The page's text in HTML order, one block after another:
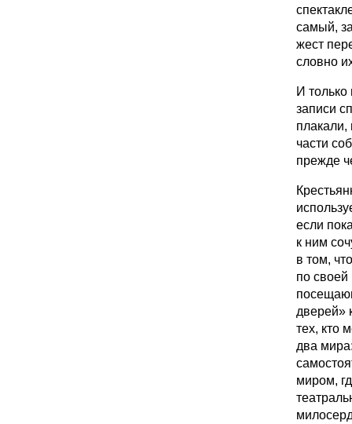
самый,
жест
словно
И только
записи
плакали,
части
прежде
если
к ним
в том,
по
дверей»
тех, кто
два
миром,